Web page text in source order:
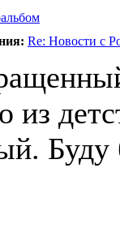
Re: Новости с
из
Буду